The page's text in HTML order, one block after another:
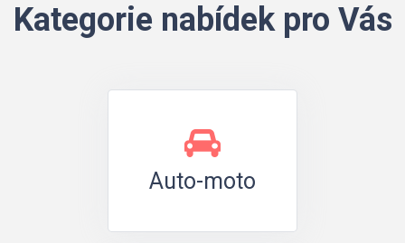
Kategorie nabídek pro Vás
Auto-moto